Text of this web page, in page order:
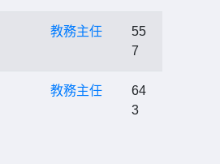
教務主任
55
7
教務主任
64
3